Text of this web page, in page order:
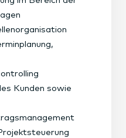
Kunden sowie